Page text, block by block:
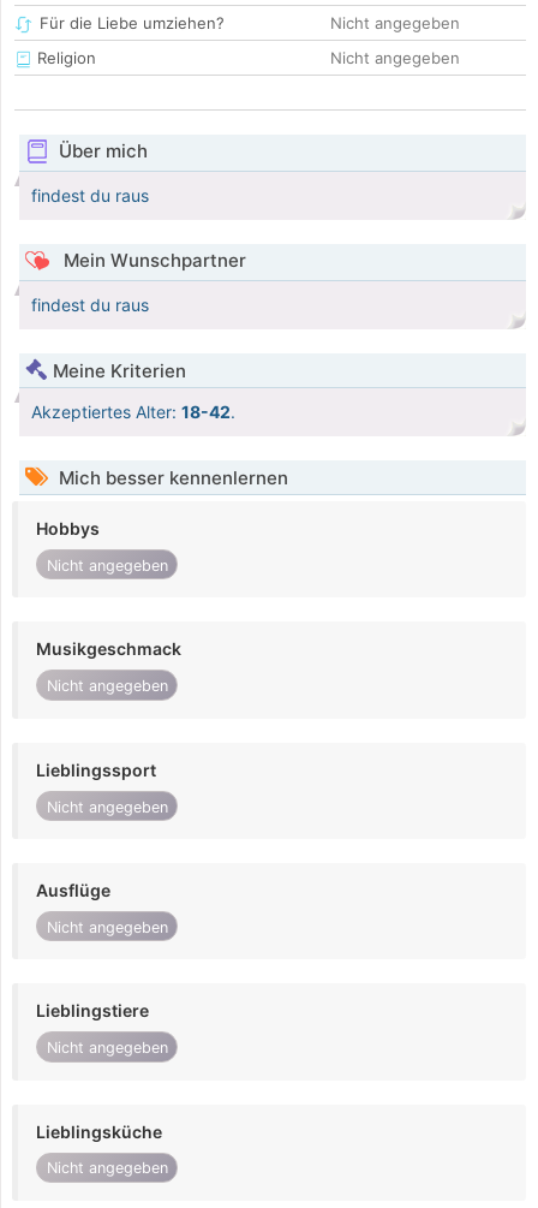
Für die Liebe umziehen?
Nicht angegeben
Religion
Nicht angegeben
Über mich
findest du raus
Mein Wunschpartner
findest du raus
Meine Kriterien
Akzeptiertes Alter: 18-42.
Mich besser kennenlernen
Hobbys
Nicht angegeben
Musikgeschmack
Nicht angegeben
Lieblingssport
Nicht angegeben
Ausflüge
Nicht angegeben
Lieblingstiere
Nicht angegeben
Lieblingsküche
Nicht angegeben